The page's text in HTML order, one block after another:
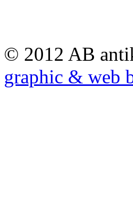
© 2012 AB
graphic & web